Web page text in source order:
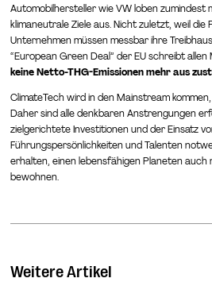
Automobilhersteller wie VW loben zumindest
klimaneutrale Ziele aus. Nicht zuletzt, weil
Unternehmen müssen messbar ihre
“European Green Deal” der EU schreibt
keine Netto-THG-Emissionen mehr aus
ClimateTech wird in den Mainstream
Daher sind alle denkbaren Anstrengungen
zielgerichtete Investitionen und der Einsatz
Führungspersönlichkeiten und Talenten
erhalten, einen lebensfähigen Planeten auch
bewohnen.
Weitere Artikel